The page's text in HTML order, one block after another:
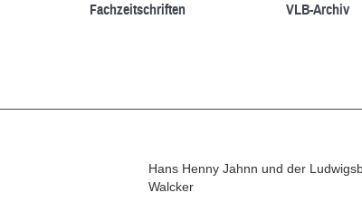
Fachzeitschriften VLB-Archiv
Hans Henny Jahnn und der
Walcker